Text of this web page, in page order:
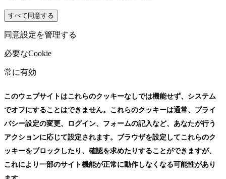
すべて同意する
同意設定を管理する
必要なCookie
常に有効
このウェブサイトはこれらのクッキーなしでは機能せず、システム
でオフにすることはできません。これらのクッキーは通常、プライ
バシー設定の変更、ログイン、フォームの記入など、あなたが行う
アクションに応じて設定されます。ブラウザを設定してこれらのク
ッキーをブロックしたり、確認を求めたりすることができますが、
これにより一部のサイト機能が正常に動作しなくなる可能性があり